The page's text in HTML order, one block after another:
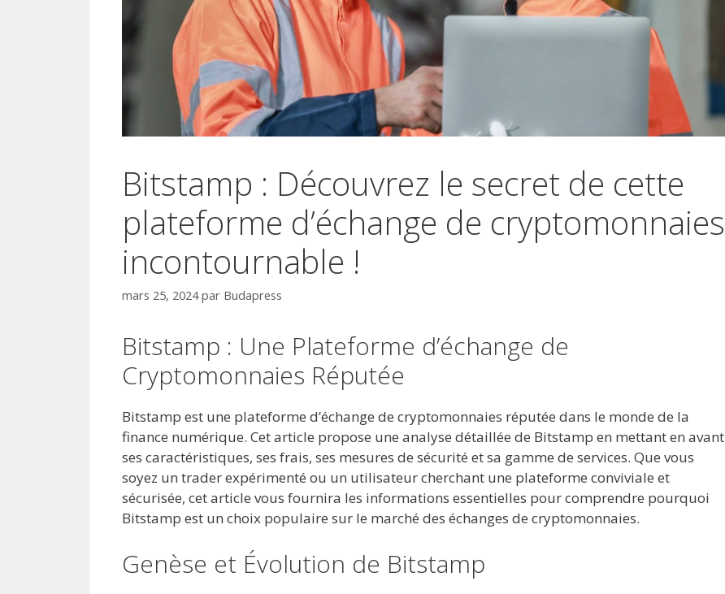
Bitstamp : Découvrez le secret de cette
plateforme d’échange de cryptomonnaies
incontournable !
mars 25, 2024 par Budapress
Bitstamp : Une Plateforme d’échange de
Cryptomonnaies Réputée
Bitstamp est une plateforme d’échange de cryptomonnaies réputée dans le monde de la
finance numérique. Cet article propose une analyse détaillée de Bitstamp en mettant en avant
ses caractéristiques, ses frais, ses mesures de sécurité et sa gamme de services. Que vous
soyez un trader expérimenté ou un utilisateur cherchant une plateforme conviviale et
sécurisée, cet article vous fournira les informations essentielles pour comprendre pourquoi
Bitstamp est un choix populaire sur le marché des échanges de cryptomonnaies.
Genèse et Évolution de Bitstamp